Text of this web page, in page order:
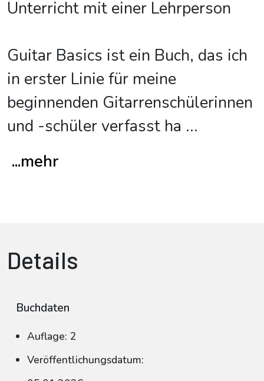
Unterricht mit einer Lehrperson
Guitar Basics ist ein Buch, das ich
in erster Linie für meine
beginnenden Gitarrenschülerinnen
und -schüler verfasst ha ...
...mehr
Details
Buchdaten
Auflage: 2
Veröffentlichungsdatum: